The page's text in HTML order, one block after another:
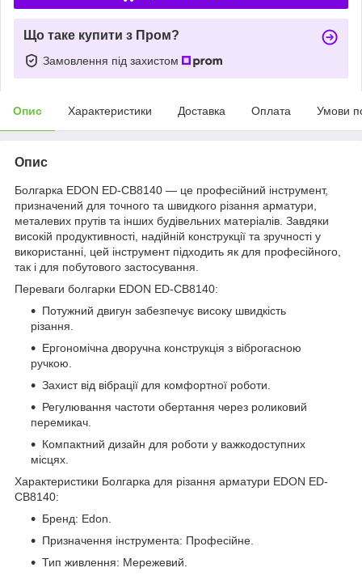
Що таке купити з Пром?
Замовлення під захистом
Опис Характеристики Доставка Оплата Умови
Опис
Болгарка EDON ED-CB8140 — це професійний інструмент,
призначений для точного та швидкого різання арматури,
металевих прутів та інших будівельних матеріалів. Завдяки
високій продуктивності, надійній конструкції та зручності у
використанні, цей інструмент підходить як для професійного,
так і для побутового застосування.
Переваги болгарки EDON ED-CB8140:
Потужний двигун забезпечує високу швидкість
різання.
Ергономічна дворучна конструкція з віброгасною
ручкою.
Захист від вібрації для комфортної роботи.
Регулювання частоти обертання через роликовий
перемикач.
Компактний дизайн для роботи у важкодоступних
місцях.
Характеристики Болгарка для різання арматури EDON ED-
CB8140:
Бренд: Edon.
Призначення інструмента: Професійне.
Тип живлення: Мережевий.